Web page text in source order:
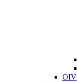
OIV